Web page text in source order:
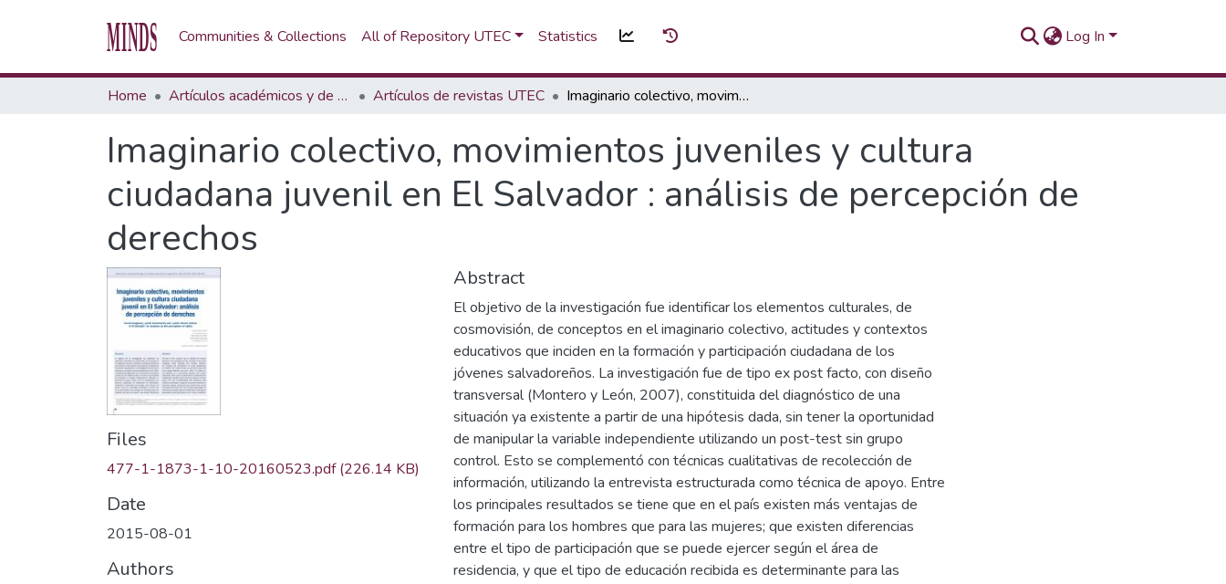
Communities & Collections All of Repository UTEC Statistics Log In
Home Artículos académicos y de opinión Artículos de revistas UTEC Imaginario colectivo, movimientos juveniles y cultura ciudadana juvenil en El Salvador : análisis de percepción de derechos
Imaginario colectivo, movimientos juveniles y cultura
ciudadana juvenil en El Salvador : análisis de percepción de
derechos
Files
477-1-1873-1-10-20160523.pdf(226.14 KB)
Date
2015-08-01
Authors
Abstract
El objetivo de la investigación fue identificar los elementos culturales, de
cosmovisión, de conceptos en el imaginario colectivo, actitudes y contextos
educativos que inciden en la formación y participación ciudadana de los
jóvenes salvadoreños. La investigación fue de tipo ex post facto, con diseño
transversal (Montero y León, 2007), constituida del diagnóstico de una
situación ya existente a partir de una hipótesis dada, sin tener la oportunidad
de manipular la variable independiente utilizando un post-test sin grupo
control. Esto se complementó con técnicas cualitativas de recolección de
información, utilizando la entrevista estructurada como técnica de apoyo. Entre
los principales resultados se tiene que en el país existen más ventajas de
formación para los hombres que para las mujeres; que existen diferencias
entre el tipo de participación que se puede ejercer según el área de
residencia, y que el tipo de educación recibida es determinante para las